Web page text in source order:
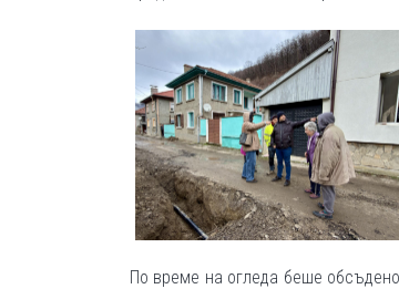
По време на огледа беше